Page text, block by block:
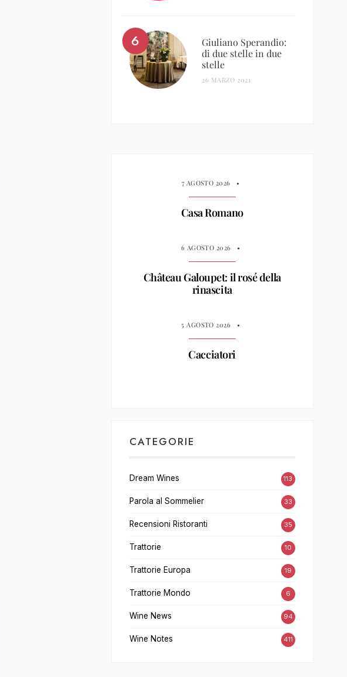
Giuliano Sperandio:
di due stelle in due
stelle
26 MARZO 2021
7 AGOSTO 2026 •
Casa Romano
6 AGOSTO 2026 •
Château Galoupet: il rosé della
rinascita
5 AGOSTO 2026 •
Cacciatori
CATEGORIE
Dream Wines 113
Parola al Sommelier 33
Recensioni Ristoranti 35
Trattorie 10
Trattorie Europa 19
Trattorie Mondo 6
Wine News 94
Wine Notes 411